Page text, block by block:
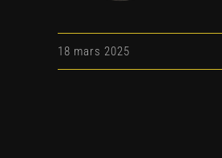
18 mars 2025